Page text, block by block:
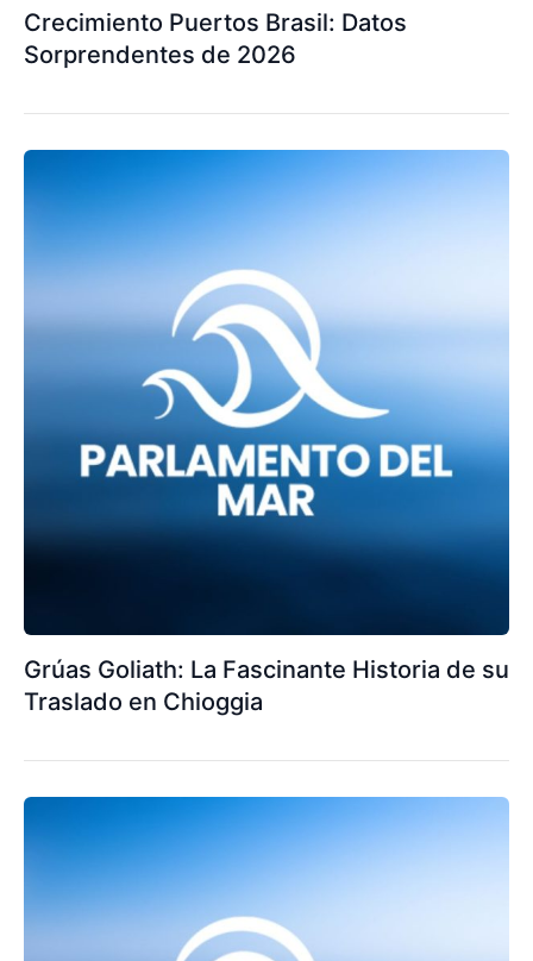
Crecimiento Puertos Brasil: Datos
Sorprendentes de 2026
Grúas Goliath: La Fascinante Historia de su
Traslado en Chioggia